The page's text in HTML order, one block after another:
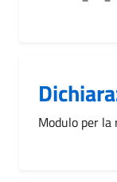
Modulo per